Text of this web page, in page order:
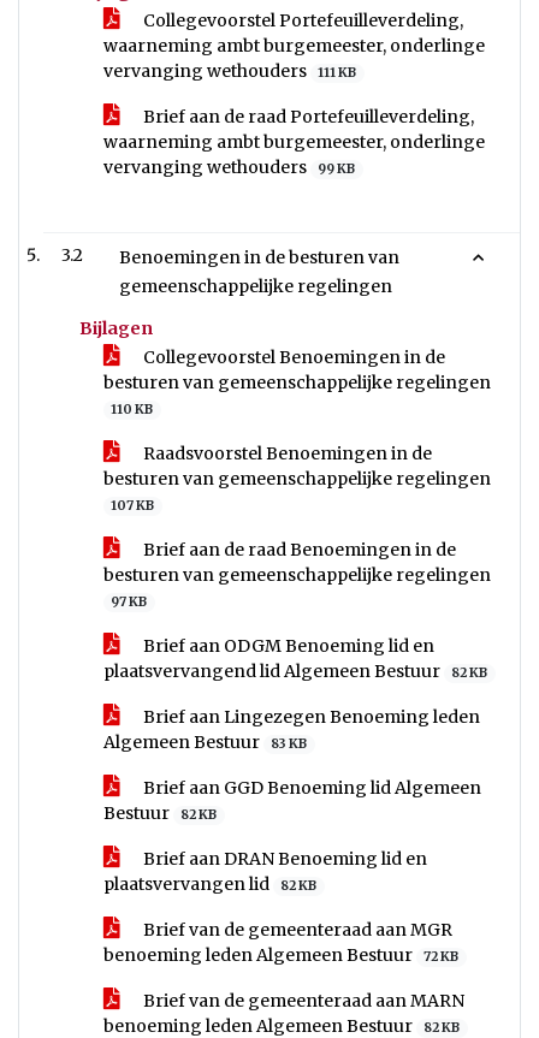
Collegevoorstel Portefeuilleverdeling,
waarneming ambt burgemeester, onderlinge
vervanging wethouders
111 KB
Brief aan de raad Portefeuilleverdeling,
waarneming ambt burgemeester, onderlinge
vervanging wethouders
99 KB
3.2
Benoemingen in de besturen van
gemeenschappelijke regelingen
Bijlagen
Collegevoorstel Benoemingen in de
besturen van gemeenschappelijke regelingen
110 KB
Raadsvoorstel Benoemingen in de
besturen van gemeenschappelijke regelingen
107 KB
Brief aan de raad Benoemingen in de
besturen van gemeenschappelijke regelingen
97 KB
Brief aan ODGM Benoeming lid en
plaatsvervangend lid Algemeen Bestuur
82 KB
Brief aan Lingezegen Benoeming leden
Algemeen Bestuur
83 KB
Brief aan GGD Benoeming lid Algemeen
Bestuur
82 KB
Brief aan DRAN Benoeming lid en
plaatsvervangen lid
82 KB
Brief van de gemeenteraad aan MGR
benoeming leden Algemeen Bestuur
72 KB
Brief van de gemeenteraad aan MARN
benoeming leden Algemeen Bestuur
82 KB